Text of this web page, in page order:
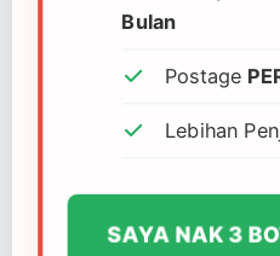
Bulan
Postage
Lebihan
SAYA NAK 3